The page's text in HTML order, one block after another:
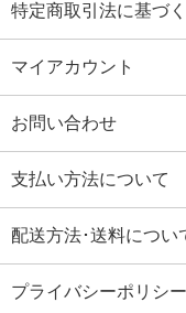
特定商取引法に基づ
マイアカウント
お問い合わせ
支払い方法について
配送方法･送料につい
プライバシーポリシー